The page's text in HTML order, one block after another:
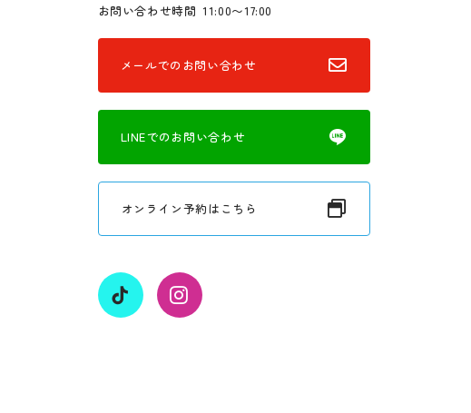
お問い合わせ時間 11:00〜17:00
メールでのお問い合わせ
LINEでのお問い合わせ
オンライン予約はこちら